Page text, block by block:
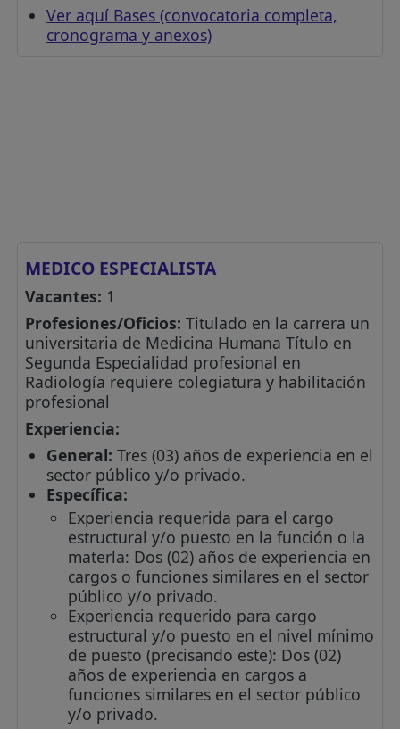
Ver aquí Bases (convocatoria completa,
cronograma y anexos)
MEDICO ESPECIALISTA
Vacantes: 1
Profesiones/Oficios: Titulado en la carrera un
universitaria de Medicina Humana Título en
Segunda Especialidad profesional en
Radiología requiere colegiatura y habilitación
profesional
Experiencia:
General: Tres (03) años de experiencia en el
sector público y/o privado.
Específica:
Experiencia requerida para el cargo
estructural y/o puesto en la función o la
materla: Dos (02) años de experiencia en
cargos o funciones similares en el sector
público y/o privado.
Experiencia requerido para cargo
estructural y/o puesto en el nivel mínimo
de puesto (precisando este): Dos (02)
años de experiencia en cargos a
funciones similares en el sector público
y/o privado.